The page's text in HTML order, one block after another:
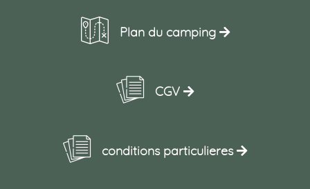
Plan du camping
CGV
conditions particulieres